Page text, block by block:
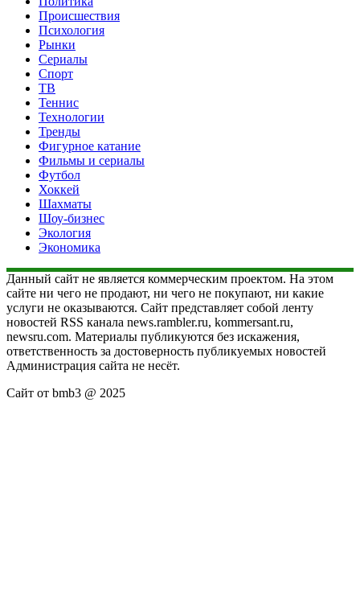
Происшествия
Психология
Рынки
Сериалы
Спорт
ТВ
Теннис
Технологии
Тренды
Фигурное катание
Фильмы и сериалы
Футбол
Хоккей
Шахматы
Шоу-бизнес
Экология
Экономика
Данный сайт не является коммерческим проектом. На этом
сайте ни чего не продают, ни чего не покупают, ни какие
услуги не оказываются. Сайт представляет собой ленту
новостей RSS канала news.rambler.ru, kommersant.ru,
newsru.com. Материалы публикуются без искажения,
ответственность за достоверность публикуемых новостей
Администрация сайта не несёт.
Сайт от bmb3 @ 2025